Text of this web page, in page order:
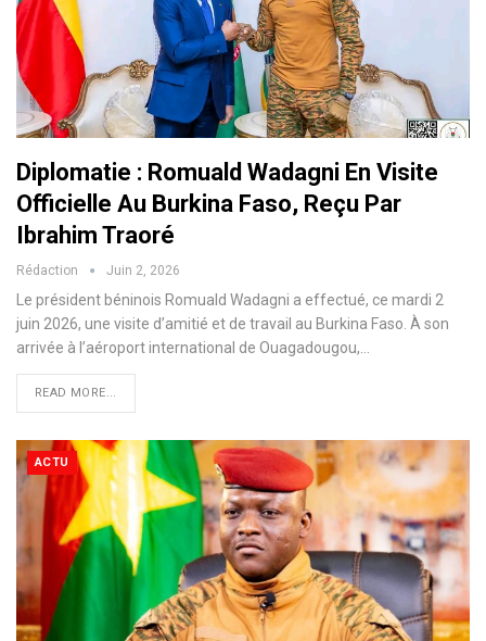
Diplomatie : Romuald Wadagni En Visite
Officielle Au Burkina Faso, Reçu Par
Ibrahim Traoré
Rédaction Juin 2, 2026
Le président béninois Romuald Wadagni a effectué, ce mardi 2
juin 2026, une visite d’amitié et de travail au Burkina Faso. À son
arrivée à l’aéroport international de Ouagadougou,…
READ MORE...
ACTU